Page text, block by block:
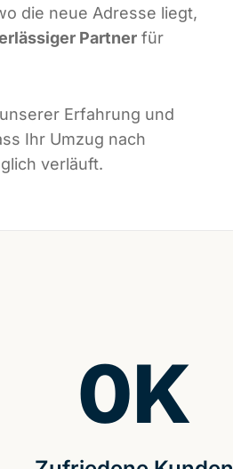
die neue Adresse liegt,
Partner für
Erfahrung und
Ihr Umzug nach
verläuft.
0K